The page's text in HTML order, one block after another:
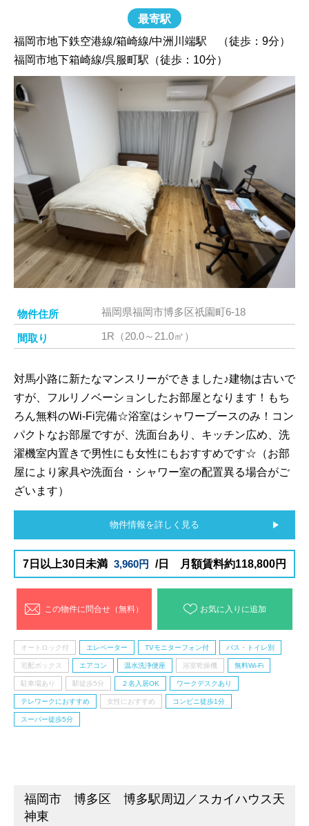
最寄駅
福岡市地下鉄空港線/箱崎線/中洲川端駅 （徒歩：9分）
福岡市地下箱崎線/呉服町駅（徒歩：10分）
物件住所 福岡県福岡市博多区祇園町6-18
間取り 1R（20.0～21.0㎡）
対馬小路に新たなマンスリーができました♪建物は古いで
すが、フルリノベーションしたお部屋となります！もち
ろん無料のWi-Fi完備☆浴室はシャワーブースのみ！コン
パクトなお部屋ですが、洗面台あり、キッチン広め、洗
濯機室内置きで男性にも女性にもおすすめです☆（お部
屋により家具や洗面台・シャワー室の配置異る場合がご
ざいます）
物件情報を詳しく見る
7日以上30日未満 3,960円 /日 月額賃料約118,800円
この物件に問合せ（無料） お気に入りに追加
オートロック付 エレベーター TVモニターフォン付 バス・トイレ別
宅配ボックス エアコン 温水洗浄便座 浴室乾燥機 無料Wi-Fi
駐車場あり 駅徒歩5分 ２名入居OK ワークデスクあり
テレワークにおすすめ 女性におすすめ コンビニ徒歩1分
スーパー徒歩5分
福岡市 博多区 博多駅周辺／スカイハウス天
神東